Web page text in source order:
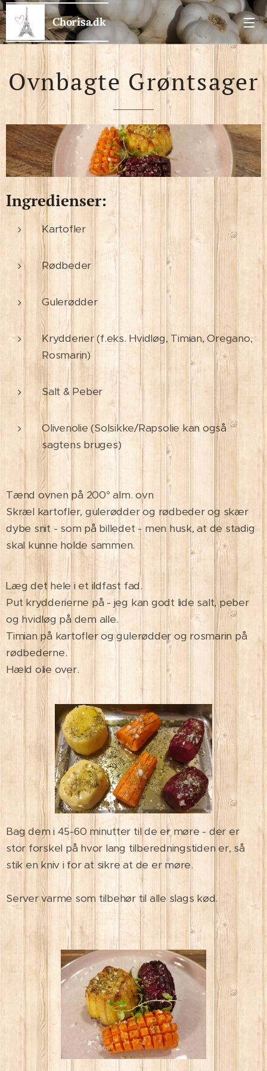
Chorisa.dk
Ovnbagte Grøntsager
Ingredienser:
Kartofler
Rødbeder
Gulerødder
Krydderier (f.eks. Hvidløg, Timian, Oregano,
Rosmarin)
Salt & Peber
Olivenolie (Solsikke/Rapsolie kan også
sagtens bruges)
Tænd ovnen på 200° alm. ovn
Skræl kartofler, gulerødder og rødbeder og skær
dybe snit - som på billedet - men husk, at de stadig
skal kunne holde sammen.
Læg det hele i et ildfast fad.
Put krydderierne på - jeg kan godt lide salt, peber
og hvidløg på dem alle.
Timian på kartofler og gulerødder og rosmarin på
rødbederne.
Hæld olie over.
Bag dem i 45-60 minutter til de er møre - der er
stor forskel på hvor lang tilberedningstiden er, så
stik en kniv i for at sikre at de er møre.
Server varme som tilbehør til alle slags kød.